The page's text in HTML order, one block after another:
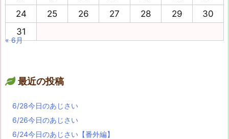
24
25 26 27 28 29
30
31
« 6月
最近の投稿
6/28今日のあじさい
6/26今日のあじさい
6/24今日のあじさい【番外編】